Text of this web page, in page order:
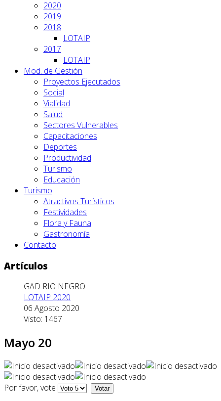
2020
2019
2018
LOTAIP
2017
LOTAIP
Mod. de Gestión
Proyectos Ejecutados
Social
Vialidad
Salud
Sectores Vulnerables
Capacitaciones
Deportes
Productividad
Turismo
Educación
Turismo
Atractivos Turísticos
Festividades
Flora y Fauna
Gastronomía
Contacto
Artículos
GAD RIO NEGRO
LOTAIP 2020
06 Agosto 2020
Visto: 1467
Mayo 20
Por favor, vote